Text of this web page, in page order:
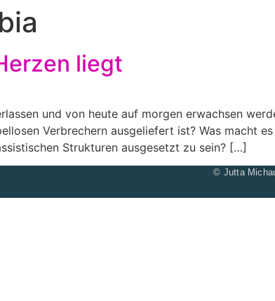
liegt
und von heute auf morgen erwachsen
Verbrechern ausgeliefert ist? Was macht
Strukturen ausgesetzt zu sein? […]
© Jutta